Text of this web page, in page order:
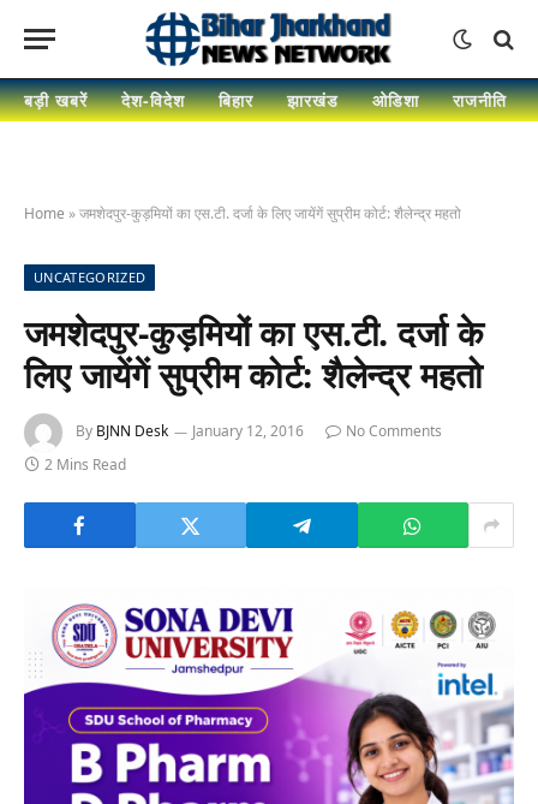
बड़ी खबरें देश-विदेश बिहार झारखंड ओडिशा राजनीति
Home »जमशेदपुर-कुड़मियों का एस.टी. दर्जा के लिए जायेंगें सुप्रीम कोर्ट: शैलेन्द्र महतो
UNCATEGORIZED
जमशेदपुर-कुड़मियों का एस.टी. दर्जा के
लिए जायेंगें सुप्रीम कोर्ट: शैलेन्द्र महतो
By BJNN Desk January 12, 2016
No Comments
2 Mins Read